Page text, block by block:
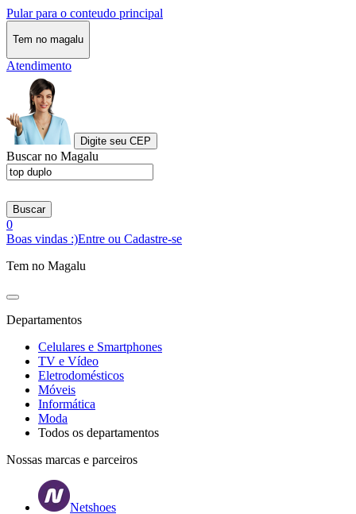
Pular para o conteudo principal
Tem no magalu
Atendimento
Digite seu CEP
Buscar no Magalu
Buscar
0
Boas vindas :)Entre ou Cadastre-se
Tem no Magalu
Departamentos
Celulares e Smartphones
TV e Vídeo
Eletrodomésticos
Móveis
Informática
Moda
Todos os departamentos
Nossas marcas e parceiros
Netshoes